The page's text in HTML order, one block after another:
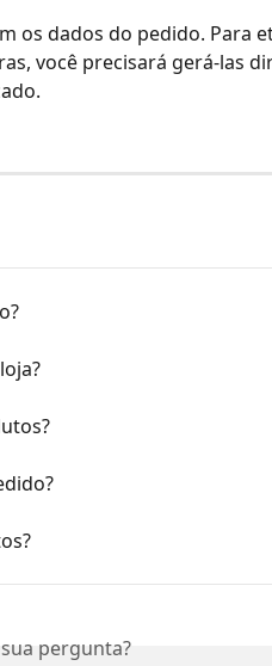
os dados do pedido. Para
você precisará gerá-las
pergunta?